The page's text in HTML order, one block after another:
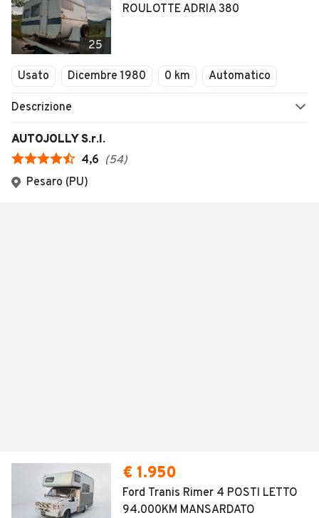
25
ROULOTTE ADRIA 380
Usato Dicembre 1980 0 km Automatico
Descrizione
AUTOJOLLY S.r.l.
4,6 (54)
Pesaro (PU)
€ 1.950
Ford Tranis Rimer 4 POSTI LETTO
94.000KM MANSARDATO